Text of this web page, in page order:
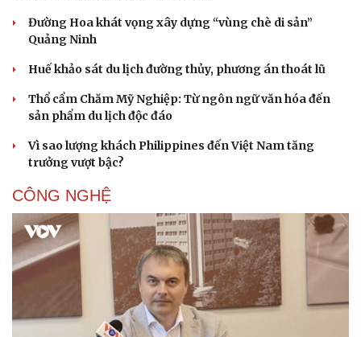
Đường Hoa khát vọng xây dựng “vùng chè di sản”
Quảng Ninh
Huế khảo sát du lịch đường thủy, phương án thoát lũ
Thổ cẩm Chăm Mỹ Nghiệp: Từ ngôn ngữ văn hóa đến
sản phẩm du lịch độc đáo
Vì sao lượng khách Philippines đến Việt Nam tăng
trưởng vượt bậc?
CÔNG NGHỆ